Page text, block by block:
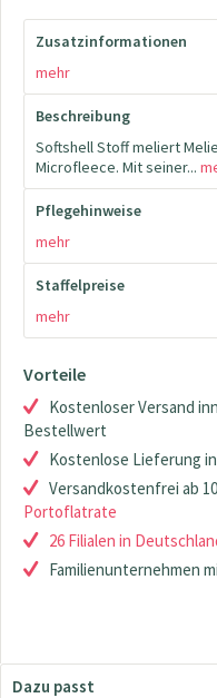
Zusatzinformationen
mehr
Beschreibung
Softshell Stoff meliert
Microfleece. Mit seiner...
Pflegehinweise
mehr
Staffelpreise
mehr
Vorteile
Kostenloser Versand
Bestellwert
Kostenlose Lieferung
Versandkostenfrei ab
Portoflatrate
26 Filialen in
Familienunternehmen
Dazu passt